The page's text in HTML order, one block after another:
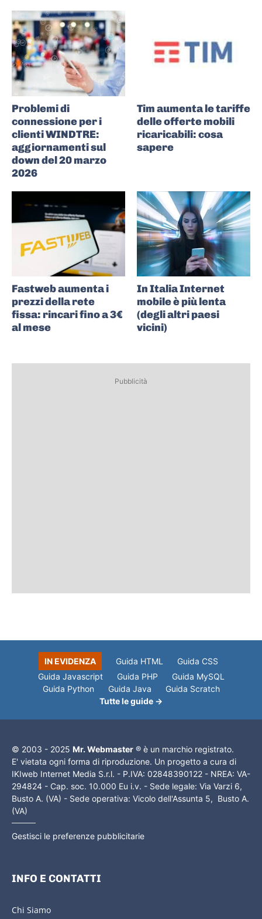
Problemi di
connessione per i
clienti WINDTRE:
aggiornamenti sul
down del 20 marzo
2026
Tim aumenta le tariffe
delle offerte mobili
ricaricabili: cosa
sapere
Fastweb aumenta i
prezzi della rete
fissa: rincari fino a 3€
al mese
In Italia Internet
mobile è più lenta
(degli altri paesi
vicini)
Pubblicità
IN EVIDENZA Guida HTML
Guida CSS
Guida Javascript
Guida PHP
Guida MySQL
Guida Python
Guida Java
Guida Scratch
Tutte le guide →
© 2003 - 2025 Mr. Webmaster ® è un marchio registrato.
E' vietata ogni forma di riproduzione. Un progetto a cura di
IKIweb Internet Media S.r.l. - P.IVA: 02848390122 - NREA: VA-
294824 - Cap. soc. 10.000 Eu i.v. - Sede legale: Via Varzi 6,
Busto A. (VA) - Sede operativa: Vicolo dell'Assunta 5, Busto A.
(VA)
Gestisci le preferenze pubblicitarie
INFO E CONTATTI
Chi Siamo